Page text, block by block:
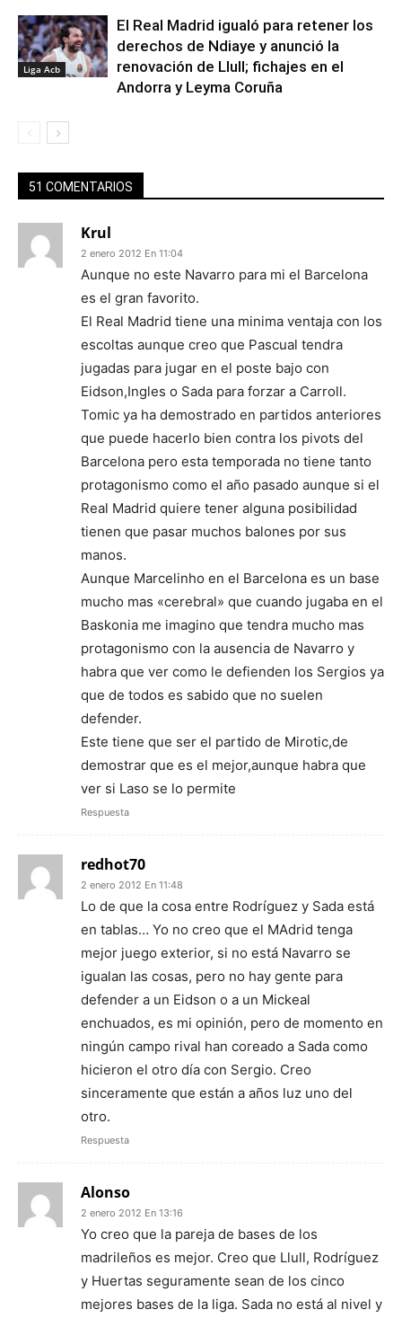
Liga Acb
El Real Madrid igualó para retener los
derechos de Ndiaye y anunció la
renovación de Llull; fichajes en el
Andorra y Leyma Coruña
51 COMENTARIOS
Krul
2 enero 2012 En 11:04
Aunque no este Navarro para mi el Barcelona
es el gran favorito.
El Real Madrid tiene una minima ventaja con los
escoltas aunque creo que Pascual tendra
jugadas para jugar en el poste bajo con
Eidson,Ingles o Sada para forzar a Carroll.
Tomic ya ha demostrado en partidos anteriores
que puede hacerlo bien contra los pivots del
Barcelona pero esta temporada no tiene tanto
protagonismo como el año pasado aunque si el
Real Madrid quiere tener alguna posibilidad
tienen que pasar muchos balones por sus
manos.
Aunque Marcelinho en el Barcelona es un base
mucho mas «cerebral» que cuando jugaba en el
Baskonia me imagino que tendra mucho mas
protagonismo con la ausencia de Navarro y
habra que ver como le defienden los Sergios ya
que de todos es sabido que no suelen
defender.
Este tiene que ser el partido de Mirotic,de
demostrar que es el mejor,aunque habra que
ver si Laso se lo permite
Respuesta
redhot70
2 enero 2012 En 11:48
Lo de que la cosa entre Rodríguez y Sada está
en tablas… Yo no creo que el MAdrid tenga
mejor juego exterior, si no está Navarro se
igualan las cosas, pero no hay gente para
defender a un Eidson o a un Mickeal
enchuados, es mi opinión, pero de momento en
ningún campo rival han coreado a Sada como
hicieron el otro día con Sergio. Creo
sinceramente que están a años luz uno del
otro.
Respuesta
Alonso
2 enero 2012 En 13:16
Yo creo que la pareja de bases de los
madrileños es mejor. Creo que Llull, Rodríguez
y Huertas seguramente sean de los cinco
mejores bases de la liga. Sada no está al nivel y